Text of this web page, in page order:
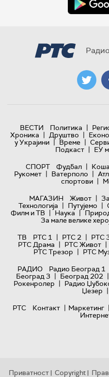
ВЕСТИ Политика |
Хроника | Друштво |
у Украјини | Време |
Подкаст | ЕУ
СПОРТ
Фудбал |
Рукомет | Ватерполо |
спортови |
МАГАЗИН
Живот |
Технологијa | Путујемо |
Филм и ТВ | Наука |
За мале велике
ТВ
РТС 1 | РТС 2 | РТС
РТС Драма | РТС Живот |
РТС Трезор | РТС
РАДИО
Радио Београд 1
Београд 3 | Београд 202 |
Рокенролер | Радио
Џезер |
РТС
Контакт | Маркетинг |
Приватност | Copyright |